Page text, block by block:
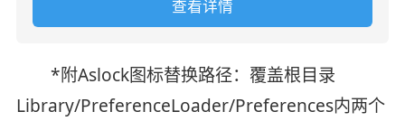
查看详情
*附Aslock图标替换路径： 覆盖根目录
Library/PreferenceLoader/Preferences内两个